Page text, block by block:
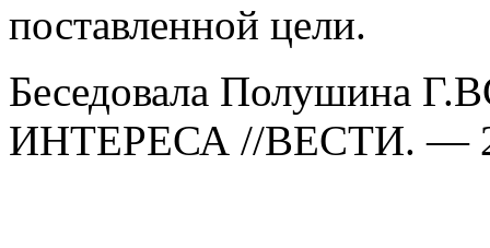
поставленной цели.
Беседовала Полушина
ИНТЕРЕСА //ВЕСТИ. —